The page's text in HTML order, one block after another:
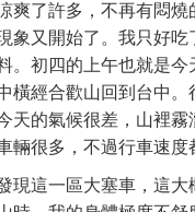
爽了許多，不再有悶燒
象又開始了。我只好吃
。初四的上午也就是今
橫經合歡山回到台中。
天的氣候很差，山裡霧
輛很多，不過行車速度
現這一區大塞車，這大